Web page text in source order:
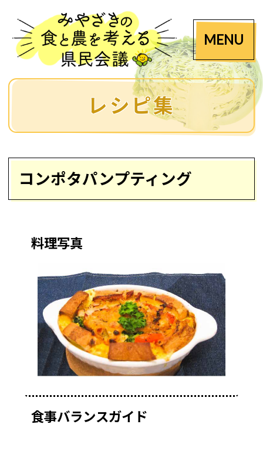
MENU
レシピ集
コンポタパンプティング
料理写真
食事バランスガイド